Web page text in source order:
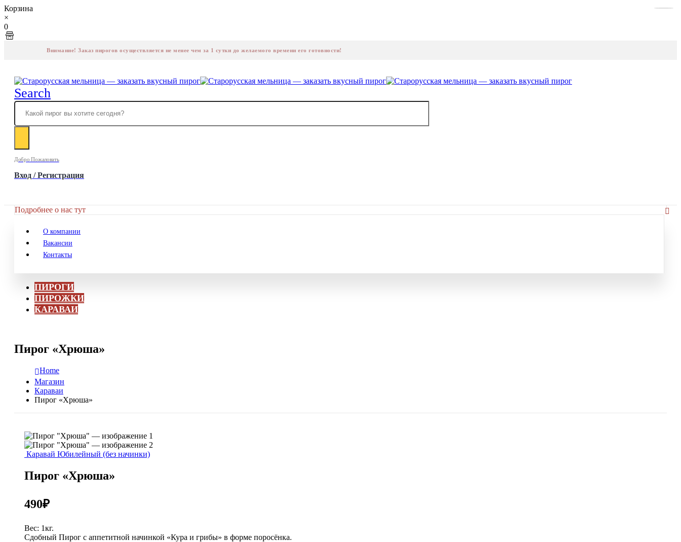
Корзина
×
0
Внимание! Заказ пирогов осуществляется не менее чем за 1 сутки до желаемого времени его готовности!
Search
Добро Пожаловать
Вход / Регистрация
Подробнее о нас тут
О компании
Вакансии
Контакты
ПИРОГИ
ПИРОЖКИ
КАРАВАИ
Пирог «Хрюша»
Home
Магазин
Караваи
Пирог «Хрюша»
Каравай Юбилейный (без начинки)
Пирог «Хрюша»
490₽
Вес: 1кг.
Сдобный Пирог с аппетитной начинкой «Кура и грибы» в форме поросёнка.